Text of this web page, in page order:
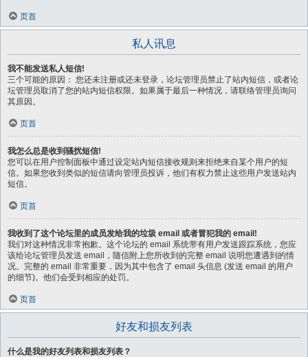
页首
私人讯息
我不能发送私人短信!
三个可能的原因： 您还未注册或还未登录，论坛管理员禁止了站内短信，或者论
坛管理员取消了您的站内短信权限。如果属于最后一种情况，请联络管理员询问
其原因。
页首
我怎么总是收到骚扰短信!
您可以在用户控制面板中通过设定站内短信接收规则来拒绝来自某个用户的短
信。如果您收到类似的短信请向管理员投诉，他们有权力禁止这些用户发送站内
短信。
页首
我收到了这个论坛里的成员发给我的垃圾 email 或者冒犯我的 email!
我们对这种情况非常抱歉。这个论坛的 email 系统带有用户发送跟踪系统，您应
该给论坛管理员发送 email，随信附上您所收到的完整 email 说明您遭遇到的情
况。完整的 email 非常重要，因为其中包含了 email 头信息 (发送 email 的用户
的细节)。他们会受到相应的处罚。
页首
好友和损友列表
什么是我的好友列表和损友列表？